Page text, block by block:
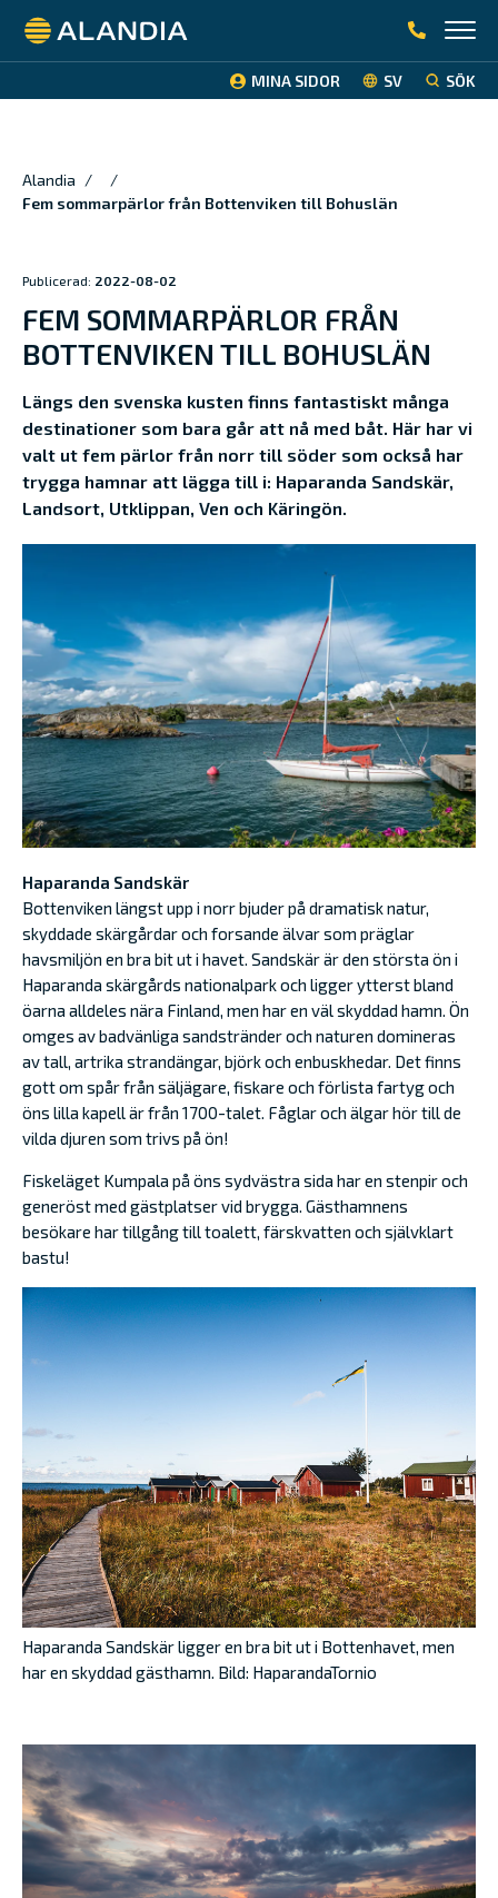
Alandia
MINA SIDOR SV SÖK
Alandia /
/
Fem sommarpärlor från Bottenviken till Bohuslän
Publicerad: 2022-08-02
FEM SOMMARPÄRLOR FRÅN
BOTTENVIKEN TILL BOHUSLÄN
Längs den svenska kusten finns fantastiskt många
destinationer som bara går att nå med båt. Här har vi
valt ut fem pärlor från norr till söder som också har
trygga hamnar att lägga till i: Haparanda Sandskär,
Landsort, Utklippan, Ven och Käringön.
Haparanda Sandskär
Bottenviken längst upp i norr bjuder på dramatisk natur,
skyddade skärgårdar och forsande älvar som präglar
havsmiljön en bra bit ut i havet. Sandskär är den största ön i
Haparanda skärgårds nationalpark och ligger ytterst bland
öarna alldeles nära Finland, men har en väl skyddad hamn. Ön
omges av badvänliga sandstränder och naturen domineras
av tall, artrika strandängar, björk och enbuskhedar. Det finns
gott om spår från säljägare, fiskare och förlista fartyg och
öns lilla kapell är från 1700-talet. Fåglar och älgar hör till de
vilda djuren som trivs på ön!
Fiskeläget Kumpala på öns sydvästra sida har en stenpir och
generöst med gästplatser vid brygga. Gästhamnens
besökare har tillgång till toalett, färskvatten och självklart
bastu!
Haparanda Sandskär ligger en bra bit ut i Bottenhavet, men
har en skyddad gästhamn. Bild: HaparandaTornio